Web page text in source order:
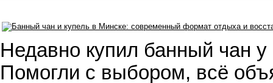
Недавно купил банный чан
Помогли с выбором, всё